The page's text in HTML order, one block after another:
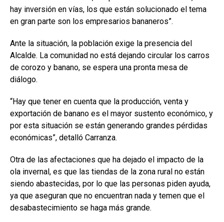
hay inversión en vías, los que están solucionado el tema
en gran parte son los empresarios bananeros”.
Ante la situación, la población exige la presencia del
Alcalde. La comunidad no está dejando circular los carros
de corozo y banano, se espera una pronta mesa de
diálogo.
“Hay que tener en cuenta que la producción, venta y
exportación de banano es el mayor sustento económico, y
por esta situación se están generando grandes pérdidas
económicas”, detalló Carranza.
Otra de las afectaciones que ha dejado el impacto de la
ola invernal, es que las tiendas de la zona rural no están
siendo abastecidas, por lo que las personas piden ayuda,
ya que aseguran que no encuentran nada y temen que el
desabastecimiento se haga más grande.